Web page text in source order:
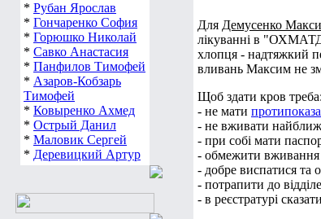
* Рубан Ярослав
* Гончаренко София
* Горюшко Николай
* Савко Анастасия
* Панфилов Тимофей
* Азаров-Кобзарь
Тимофей
* Ковыренко Ахмед
* Острый Данил
* Маловик Сергей
* Деревицкий Артур
Для Демусенко
лікуванні в
хлопця - надтяжкий
вливань Максим не
Щоб здати кров треба:
- не мати
- не вживати
- при собі мати
- обмежити вживання
- добре виспатися та
- потрапити до
- в реєстратурі